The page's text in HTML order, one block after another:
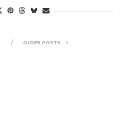
OLDER POSTS